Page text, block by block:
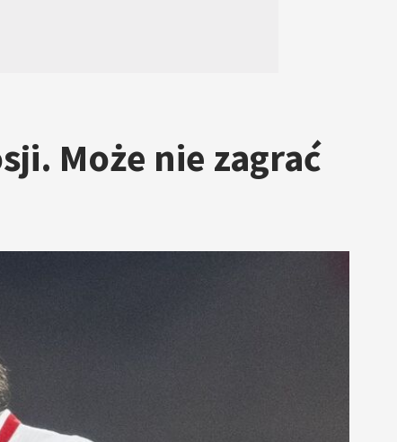
Może nie zagrać